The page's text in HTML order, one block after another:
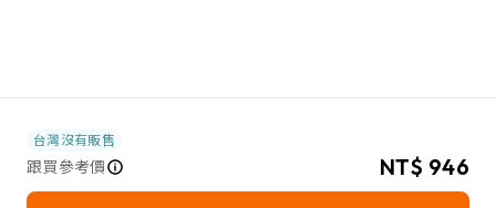
台灣沒有販售
跟買參考價 NT$ 946